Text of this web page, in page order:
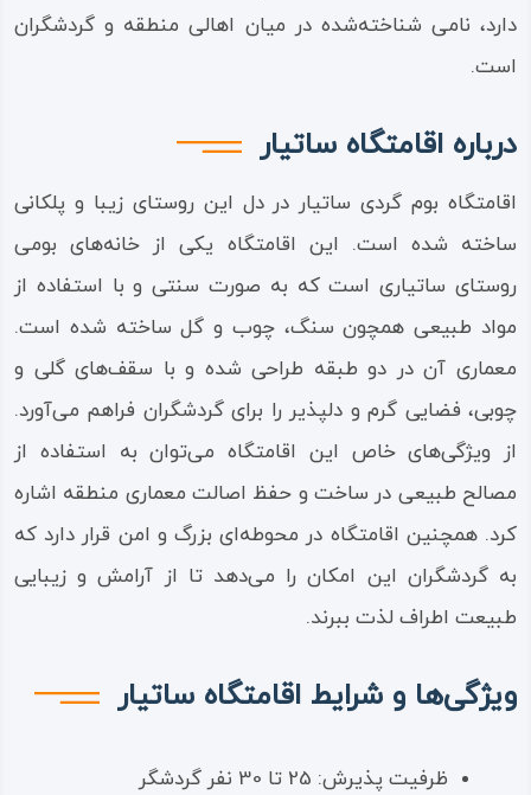
دارد، نامی شناخته‌شده در میان اهالی منطقه و گردشگران
است.
درباره اقامتگاه ساتیار
اقامتگاه بوم گردی ساتیار در دل این روستای زیبا و پلکانی
ساخته شده است. این اقامتگاه یکی از خانه‌های بومی
روستای ساتیاری است که به صورت سنتی و با استفاده از
مواد طبیعی همچون سنگ، چوب و گل ساخته شده است.
معماری آن در دو طبقه طراحی شده و با سقف‌های گلی و
چوبی، فضایی گرم و دلپذیر را برای گردشگران فراهم می‌آورد.
از ویژگی‌های خاص این اقامتگاه می‌توان به استفاده از
مصالح طبیعی در ساخت و حفظ اصالت معماری منطقه اشاره
کرد. همچنین اقامتگاه در محوطه‌ای بزرگ و امن قرار دارد که
به گردشگران این امکان را می‌دهد تا از آرامش و زیبایی
طبیعت اطراف لذت ببرند.
ویژگی‌ها و شرایط اقامتگاه ساتیار
ظرفیت پذیرش: 25 تا 30 نفر گردشگر